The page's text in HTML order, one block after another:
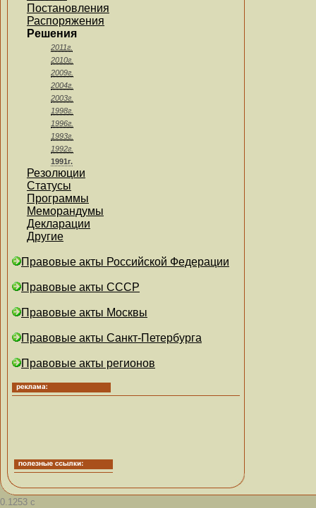
Постановления
Распоряжения
Решения
2011г.
2010г.
2009г.
2004г.
2003г.
1998г.
1996г.
1993г.
1992г.
1991г.
Резолюции
Статусы
Программы
Меморандумы
Декларации
Другие
Правовые акты Российской Федерации
Правовые акты СССР
Правовые акты Москвы
Правовые акты Санкт-Петербурга
Правовые акты регионов
0.1253 с